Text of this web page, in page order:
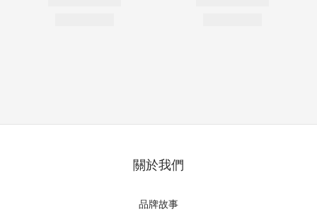
關於我們
品牌故事